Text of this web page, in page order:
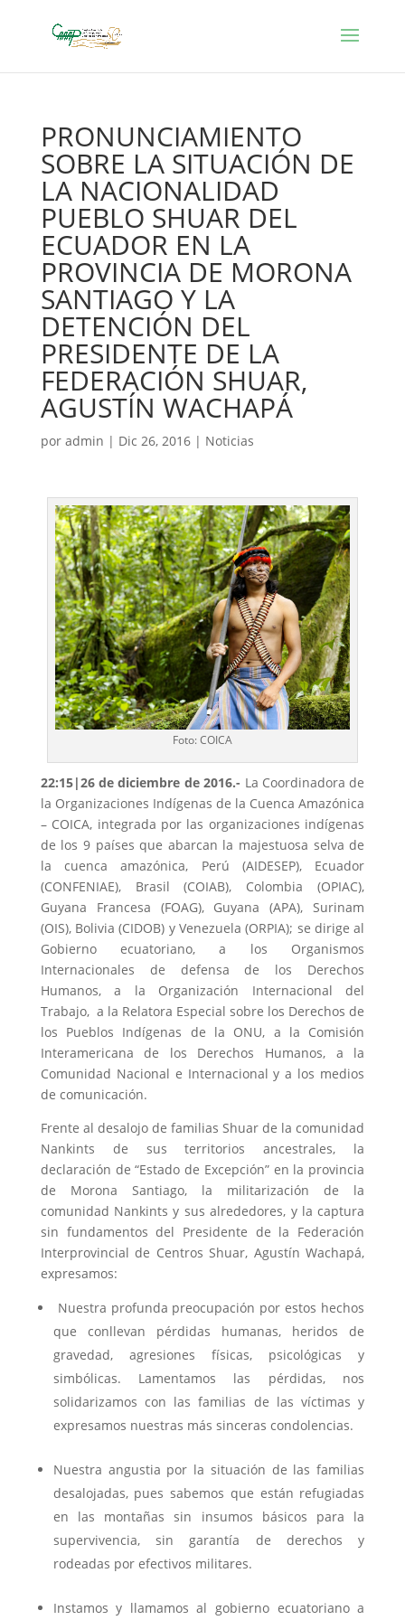
PRONUNCIAMIENTO
SOBRE LA SITUACIÓN DE
LA NACIONALIDAD
PUEBLO SHUAR DEL
ECUADOR EN LA
PROVINCIA DE MORONA
SANTIAGO Y LA
DETENCIÓN DEL
PRESIDENTE DE LA
FEDERACIÓN SHUAR,
AGUSTÍN WACHAPÁ
por admin | Dic 26, 2016| Noticias
Foto: COICA
22:15|26 de diciembre de 2016.- La Coordinadora de
la Organizaciones Indígenas de la Cuenca Amazónica
– COICA, integrada por las organizaciones indígenas
de los 9 países que abarcan la majestuosa selva de
la cuenca amazónica, Perú (AIDESEP), Ecuador
(CONFENIAE), Brasil (COIAB), Colombia (OPIAC),
Guyana Francesa (FOAG), Guyana (APA), Surinam
(OIS), Bolivia (CIDOB) y Venezuela (ORPIA); se dirige al
Gobierno ecuatoriano, a los Organismos
Internacionales de defensa de los Derechos
Humanos, a la Organización Internacional del
Trabajo, a la Relatora Especial sobre los Derechos de
los Pueblos Indígenas de la ONU, a la Comisión
Interamericana de los Derechos Humanos, a la
Comunidad Nacional e Internacional y a los medios
de comunicación.
Frente al desalojo de familias Shuar de la comunidad
Nankints de sus territorios ancestrales, la
declaración de “Estado de Excepción” en la provincia
de Morona Santiago, la militarización de la
comunidad Nankints y sus alrededores, y la captura
sin fundamentos del Presidente de la Federación
Interprovincial de Centros Shuar, Agustín Wachapá,
expresamos:
Nuestra profunda preocupación por estos hechos
que conllevan pérdidas humanas, heridos de
gravedad, agresiones físicas, psicológicas y
simbólicas. Lamentamos las pérdidas, nos
solidarizamos con las familias de las víctimas y
expresamos nuestras más sinceras condolencias.
Nuestra angustia por la situación de las familias
desalojadas, pues sabemos que están refugiadas
en las montañas sin insumos básicos para la
supervivencia, sin garantía de derechos y
rodeadas por efectivos militares.
Instamos y llamamos al gobierno ecuatoriano a